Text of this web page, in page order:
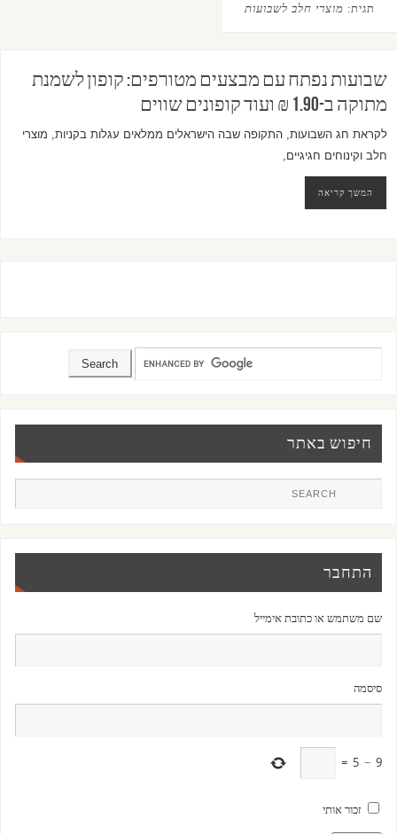
תגית: מוצרי חלב לשבועות
שבועות נפתח עם מבצעים מטורפים: קופון לשמנת
מתוקה ב-1.90 ₪ ועוד קופונים שווים
לקראת חג השבועות, התקופה שבה הישראלים ממלאים עגלות בקניות, מוצרי
חלב וקינוחים חגיגיים,
המשך קריאה
חיפוש באתר
התחבר
שם משתמש או כתובת אימייל
סיסמה
9
−
5
=
זכור אותי